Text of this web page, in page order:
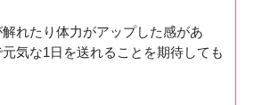
れたり体力がアップした感があ
気な1日を送れることを期待しても